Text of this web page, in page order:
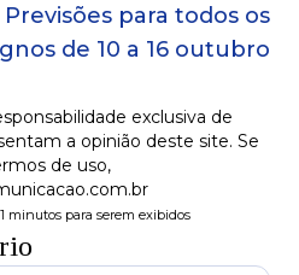
para todos os
de 10 a 16 outubro
exclusiva de
a opinião deste site. Se
de uso,
minutos para serem exibidos